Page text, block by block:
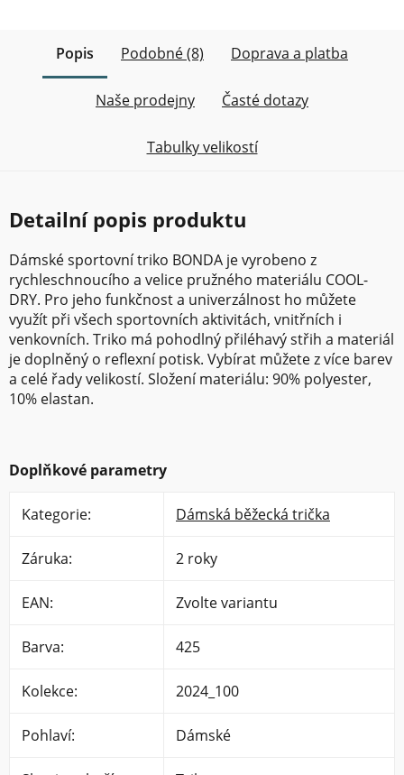
Popis Podobné (8) Doprava a platba
Naše prodejny Časté dotazy
Tabulky velikostí
Detailní popis produktu
Dámské sportovní triko BONDA je vyrobeno z
rychleschnoucího a velice pružného materiálu COOL-
DRY. Pro jeho funkčnost a univerzálnost ho můžete
využít při všech sportovních aktivitách, vnitřních i
venkovních. Triko má pohodlný přiléhavý střih a materiál
je doplněný o reflexní potisk. Vybírat můžete z více barev
a celé řady velikostí. Složení materiálu: 90% polyester,
10% elastan.
Doplňkové parametry
Kategorie: Dámská běžecká trička
Záruka: 2 roky
EAN: Zvolte variantu
Barva: 425
Kolekce: 2024_100
Pohlaví: Dámské